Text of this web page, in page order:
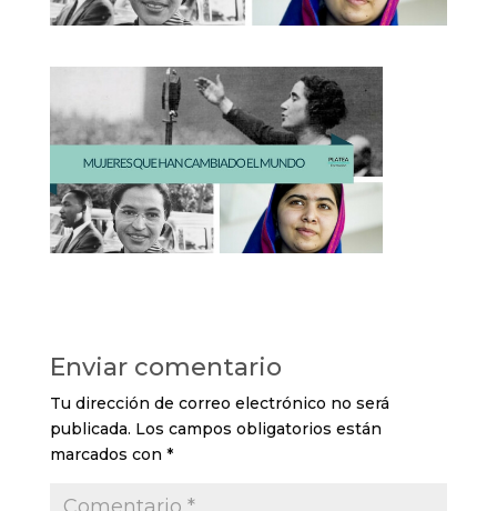
Enviar comentario
Tu dirección de correo electrónico no será
publicada. Los campos obligatorios están
marcados con *